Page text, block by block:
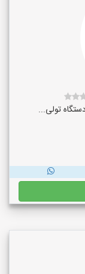
تولی...